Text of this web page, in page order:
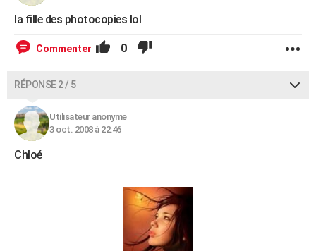
COPAINS D'AVANT
S'inscrire
Se connecter
Lycées
Collèges
Primaires
Universités
Entreprises
Service militaire
Avis de recherche
AVIS DE DÉCÈS
la fille des photocopies lol
Commenter 0
RÉPONSE 2 / 5
Utilisateur anonyme
3 oct. 2008 à 22:46
Chloé